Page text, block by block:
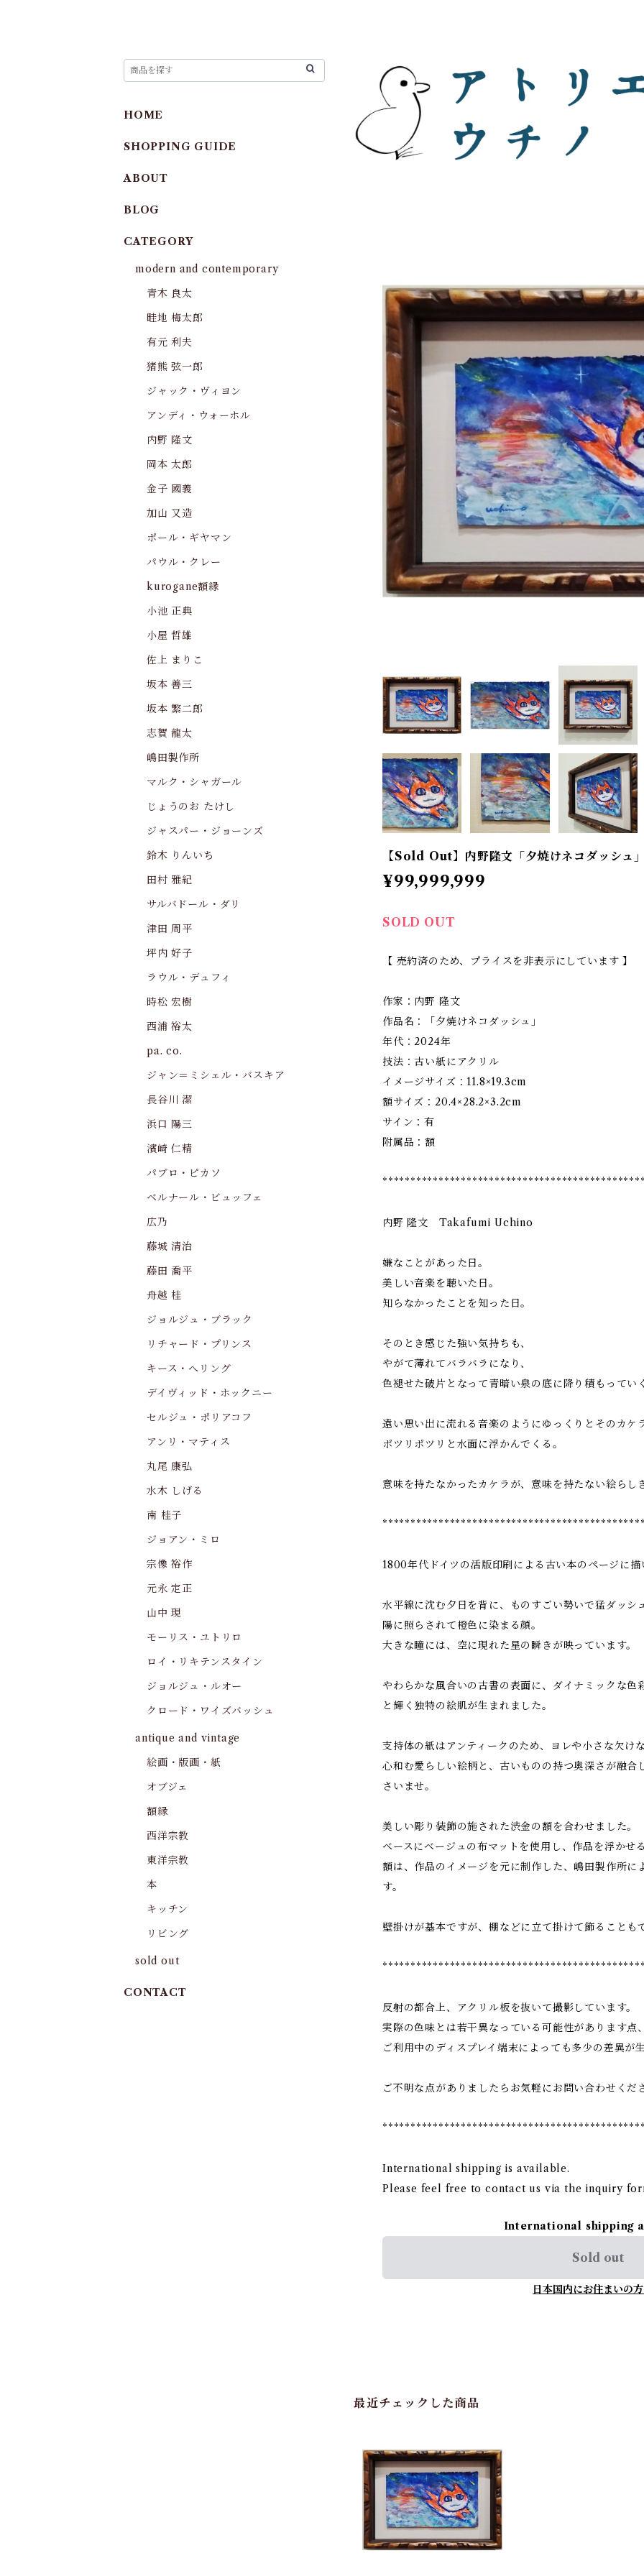
【Sold Out】内野隆文「夕焼けネコダッシュ
¥99,999,999
SOLD OUT
【 売約済のため、プライスを非表示にしています 】
作家：内野 隆文
作品名：「夕焼けネコダッシュ」
年代：2024年
技法：古い紙にアクリル
イメージサイズ：11.8×19.3cm
額サイズ：20.4×28.2×3.2cm
サイン：有
附属品：額
内野 隆文 Takafumi Uchino
嫌なことがあった日。
美しい音楽を聴いた日。
知らなかったことを知った日。
そのとき感じた強い気持ちも、
やがて薄れてバラバラになり、
色褪せた破片となって青暗い泉の底に降り積もってい
遠い思い出に流れる音楽のようにゆっくりとそのカケ
ポツリポツリと水面に浮かんでくる。
意味を持たなかったカケラが、意味を持たない絵らし
1800年代ドイツの活版印刷による古い本のページに
水平線に沈む夕日を背に、ものすごい勢いで猛ダッシ
陽に照らされて橙色に染まる顔。
大きな瞳には、空に現れた星の瞬きが映っています。
やわらかな風合いの古書の表面に、ダイナミックな
と輝く独特の絵肌が生まれました。
支持体の紙はアンティークのため、ヨレや小さな欠け
心和む愛らしい絵柄と、古いものの持つ奥深さが融合
さいませ。
美しい彫り装飾の施された渋金の額を合わせました。
ベースにベージュの布マットを使用し、作品を浮かせ
額は、作品のイメージを元に制作した、嶋田製作所に
す。
壁掛けが基本ですが、棚などに立て掛けて飾ることも
反射の都合上、アクリル板を抜いて撮影しています。
実際の色味とは若干異なっている可能性があります点
ご利用中のディスプレイ端末によっても多少の差異が
ご不明な点がありましたらお気軽にお問い合わせくだ
International shipping is available.
Please feel free to contact us via the inquiry
International shipping
Sold out
日本国内にお住まいの
最近チェックした商品
HOME
SHOPPING GUIDE
ABOUT
BLOG
CATEGORY
modern and contemporary
青木 良太
畦地 梅太郎
有元 利夫
猪熊 弦一郎
ジャック・ヴィヨン
アンディ・ウォーホル
内野 隆文
岡本 太郎
金子 國義
加山 又造
ポール・ギヤマン
パウル・クレー
kurogane額縁
小池 正典
小屋 哲雄
佐上 まりこ
坂本 善三
坂本 繁二郎
志賀 龍太
嶋田製作所
マルク・シャガール
じょうのお たけし
ジャスパー・ジョーンズ
鈴木 りんいち
田村 雅紀
サルバドール・ダリ
津田 周平
坪内 好子
ラウル・デュフィ
時松 宏樹
西浦 裕太
pa. co.
ジャン＝ミシェル・バスキア
長谷川 潔
浜口 陽三
濱崎 仁精
パブロ・ピカソ
ベルナール・ビュッフェ
広乃
藤城 清治
藤田 喬平
舟越 桂
ジョルジュ・ブラック
リチャード・プリンス
キース・へリング
デイヴィッド・ホックニー
セルジュ・ポリアコフ
アンリ・マティス
丸尾 康弘
水木 しげる
南 桂子
ジョアン・ミロ
宗像 裕作
元永 定正
山中 現
モーリス・ユトリロ
ロイ・リキテンスタイン
ジョルジュ・ルオー
クロード・ワイズバッシュ
antique and vintage
絵画・版画・紙
オブジェ
額縁
西洋宗教
東洋宗教
本
キッチン
リビング
sold out
CONTACT